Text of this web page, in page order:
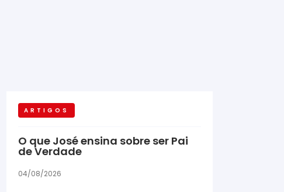
ARTIGOS
O que José ensina sobre ser Pai
de Verdade
04/08/2026